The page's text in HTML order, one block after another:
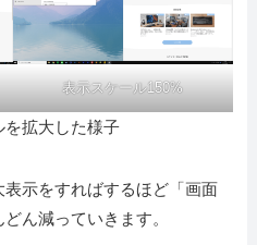
表示スケール150%
を拡大した様子
示をすればするほど「画面
ん減っていきます。